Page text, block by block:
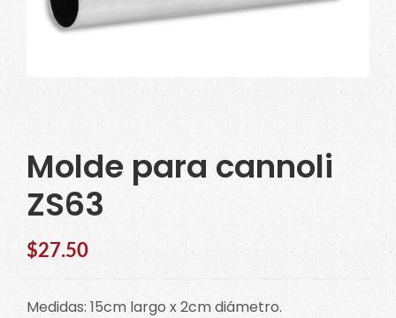
Molde para cannoli
ZS63
$27.50
Medidas: 15cm largo x 2cm diámetro.